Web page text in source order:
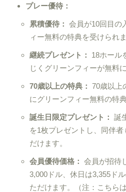
プレー優待：
累積優待： 会員が10回目の
ィー無料の特典を受けられま
継続プレゼント：
18ホール
じくグリーンフィーが無料
70歳以上の特典： 70歳以上
にグリーンフィー無料の特
誕生日限定プレゼント： 誕
を1枚プレゼントし、同伴
だけます。
会員優待価格： 会員が招待
3,000ドル、休日は3,355ド
ただけます。（注：こちら